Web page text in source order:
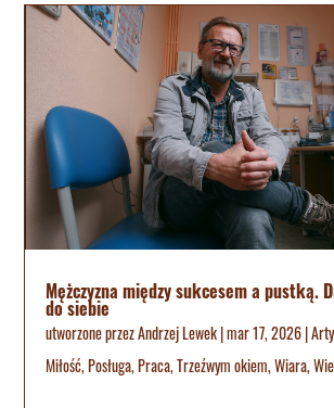
Mężczyzna między sukcesem a pustką.
do siebie
utworzone przezAndrzej Lewek|mar 17, 2026|
Miłość,Posługa,Praca,Trzeźwym okiem,Wiara,